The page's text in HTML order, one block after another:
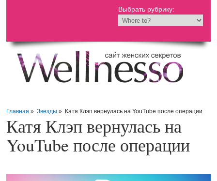
Выбрать рубрику:
Главная » Звезды » Катя Клэп вернулась на YouTube после операции
Катя Клэп вернулась на
YouTube после операции